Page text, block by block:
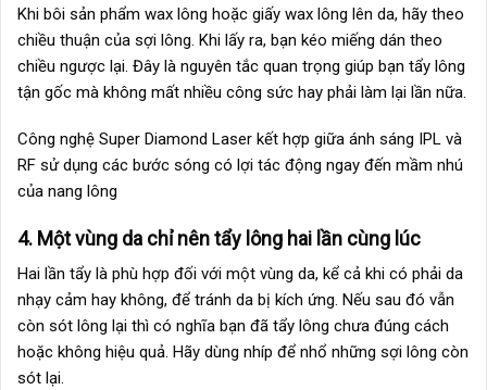
Khi bôi sản phẩm wax lông hoặc giấy wax lông lên da, hãy theo
chiều thuận của sợi lông. Khi lấy ra, bạn kéo miếng dán theo
chiều ngược lại. Đây là nguyên tắc quan trọng giúp bạn tẩy lông
tận gốc mà không mất nhiều công sức hay phải làm lại lần nữa.
Công nghệ Super Diamond Laser kết hợp giữa ánh sáng IPL và
RF sử dụng các bước sóng có lợi tác động ngay đến mầm nhú
của nang lông
4. Một vùng da chỉ nên tẩy lông hai lần cùng lúc
Hai lần tẩy là phù hợp đối với một vùng da, kể cả khi có phải da
nhạy cảm hay không, để tránh da bị kích ứng. Nếu sau đó vẫn
còn sót lông lại thì có nghĩa bạn đã tẩy lông chưa đúng cách
hoặc không hiệu quả. Hãy dùng nhíp để nhổ những sợi lông còn
sót lại.